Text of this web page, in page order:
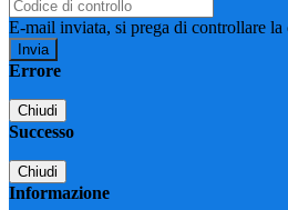
E-mail inviata, si prega di controllare la
Errore
Chiudi
Successo
Chiudi
Informazione